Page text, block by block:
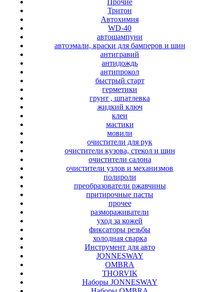
Прочие
Тритон
Автохимия
WD-40
автошампуни
автоэмали, краски для бамперов и шин
антигравий
антидождь
антипрокол
быстрый старт
герметики
грунт , шпатлевка
жидкий ключ
клеи
мастики
мовили
очистители для рук
очистители кузова, стекол и шин
очистители салона
очистители узлов и механизмов
полироли
преобразователи ржавчины
притирочные пасты
прочее
размораживатели
уход за кожей
фиксаторы резьбы
холодная сварка
Инструмент для авто
JONNESWAY
OMBRA
THORVIK
Наборы JONNESWAY